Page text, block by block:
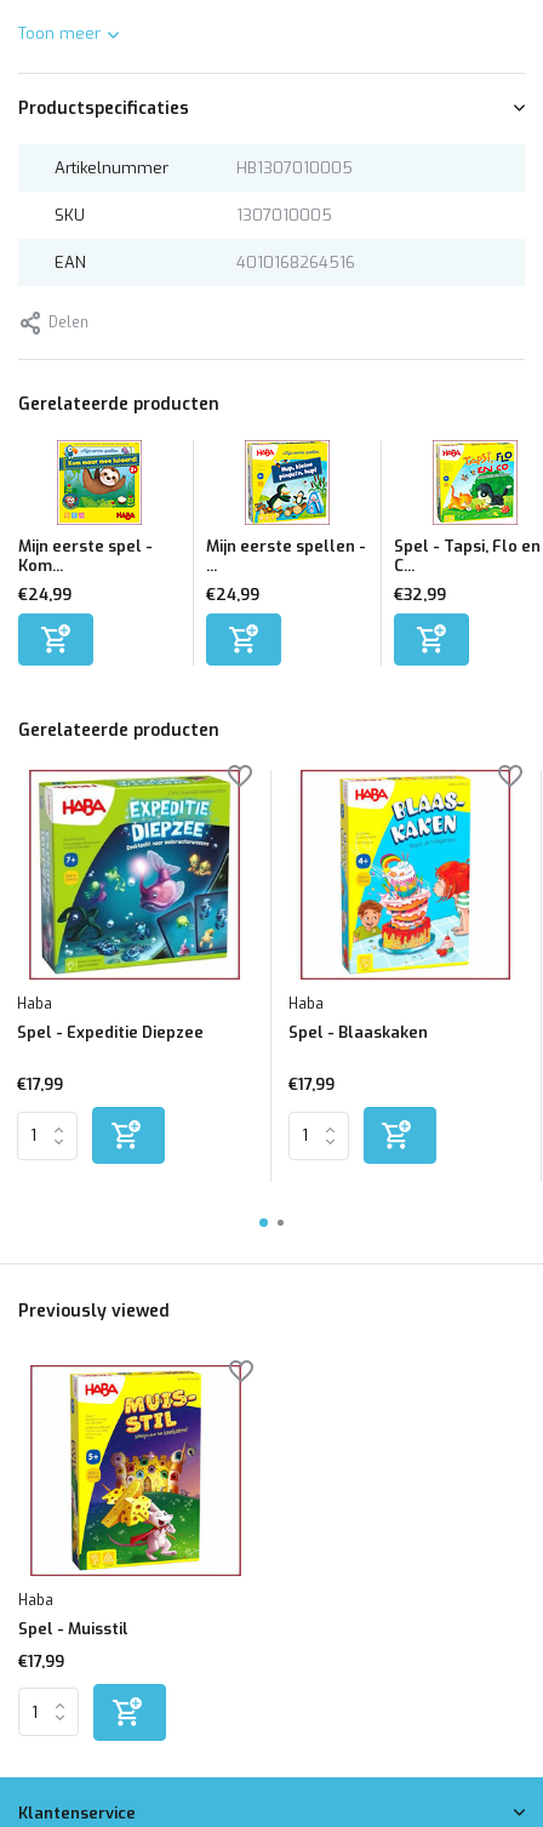
Toon meer
Productspecificaties
Artikelnummer HB1307010005
SKU 1307010005
EAN 4010168264516
Delen
Gerelateerde producten
Mijn eerste spel -
Kom...
€24,99
Mijn eerste spellen -
...
€24,99
Spel - Tapsi, Flo en
C...
€32,99
Gerelateerde producten
Haba
Spel - Expeditie Diepzee
€17,99
Haba
Spel - Blaaskaken
€17,99
Previously viewed
Haba
Spel - Muisstil
€17,99
Klantenservice